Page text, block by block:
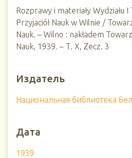
Rozprawy i materiały Wydziału
Przyjaciół Nauk w Wilnie /
Nauk. – Wilno : nakładem
Nauk, 1939. – Т. X, Zecz. 3
Издатель
Национальная библиотека
Дата
1939